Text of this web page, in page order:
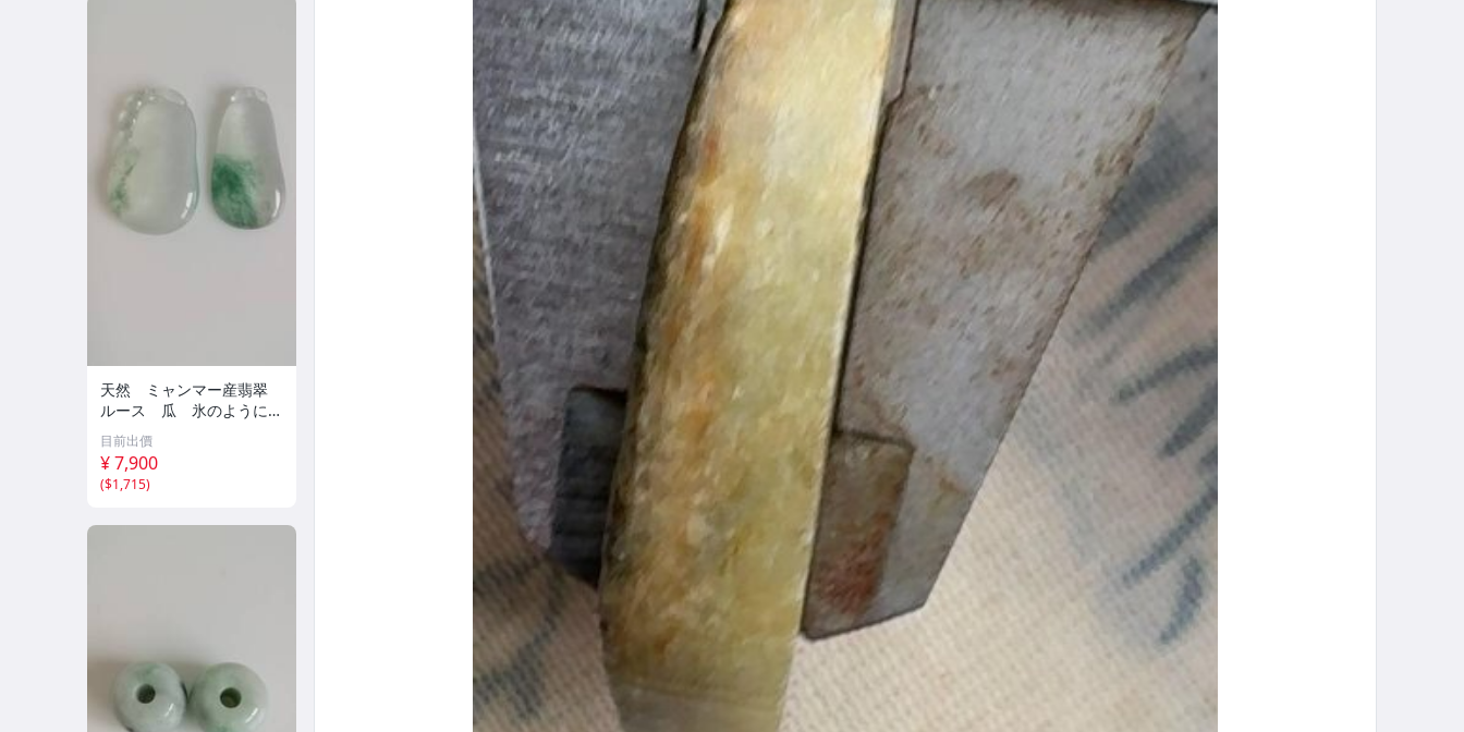
天然 ミャンマー産翡翠
ルース 瓜 氷のように透
き通る 17ｘ8.5ｘ2.4ｍ
ｍ 3.5ct と 17.6ｘ11
ｘ2.8ｍｍ 4.5ct 穴なし
260805
目前出價
¥ 7,900
($1,715)